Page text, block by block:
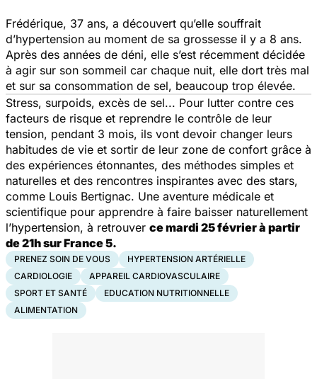
Frédérique, 37 ans, a découvert qu’elle souffrait
d’hypertension au moment de sa grossesse il y a 8 ans.
Après des années de déni, elle s’est récemment décidée
à agir sur son sommeil car chaque nuit, elle dort très mal
et sur sa consommation de sel, beaucoup trop élevée.
Stress, surpoids, excès de sel... Pour lutter contre ces
facteurs de risque et reprendre le contrôle de leur
tension, pendant 3 mois, ils vont devoir changer leurs
habitudes de vie et sortir de leur zone de confort grâce à
des expériences étonnantes, des méthodes simples et
naturelles et des rencontres inspirantes avec des stars,
comme Louis Bertignac. Une aventure médicale et
scientifique pour apprendre à faire baisser naturellement
l’hypertension, à retrouver ce mardi 25 février à partir
de 21h sur France 5.
PRENEZ SOIN DE VOUS
HYPERTENSION ARTÉRIELLE
CARDIOLOGIE
APPAREIL CARDIOVASCULAIRE
SPORT ET SANTÉ
EDUCATION NUTRITIONNELLE
ALIMENTATION